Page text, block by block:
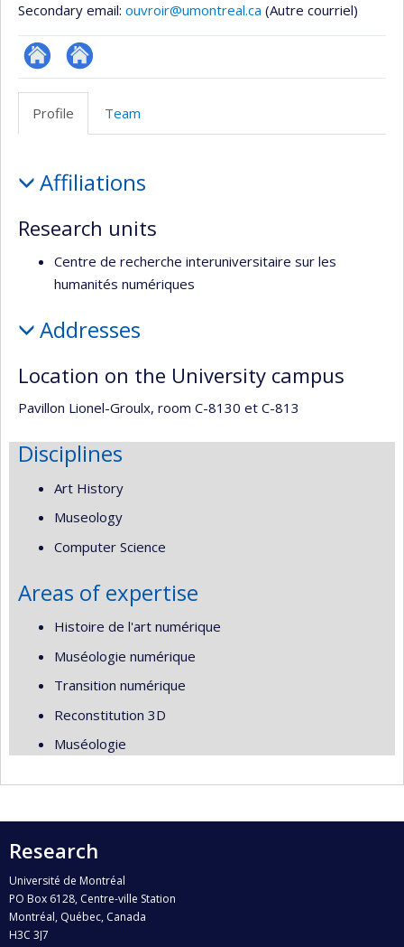
Secondary email: ouvroir@umontreal.ca (Autre courriel)
Site
recherche
Autre
Profile Team
Affiliations
Research units
Centre de recherche interuniversitaire sur les
humanités numériques
Addresses
Location on the University campus
Pavillon Lionel-Groulx, room C-8130 et C-813
Disciplines
Art History
Museology
Computer Science
Areas of expertise
Histoire de l'art numérique
Muséologie numérique
Transition numérique
Reconstitution 3D
Muséologie
Research
Université de Montréal
PO Box 6128, Centre-ville Station
Montréal, Québec, Canada
H3C 3J7